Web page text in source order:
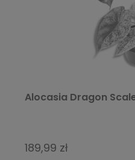
Alocasia Dragon
189,99 zł